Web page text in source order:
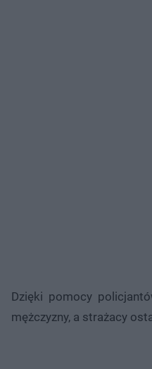
Dzięki pomocy
mężczyzny, a strażacy